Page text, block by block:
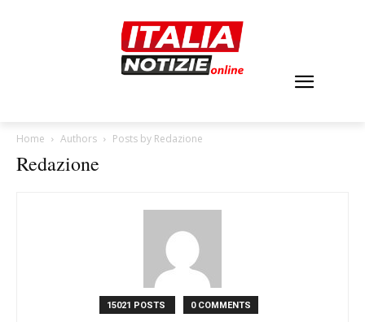
Home Authors Posts by Redazione
Redazione
15021 POSTS 0 COMMENTS